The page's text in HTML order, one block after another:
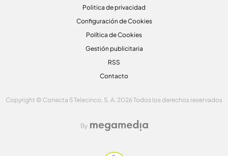
Politica de privacidad
Configuración de Cookies
Política de Cookies
Gestión publicitaria
RSS
Contacto
Copyright © Conecta 5 Telecinco, S. A. 2026 Todos los derechos reservados
By